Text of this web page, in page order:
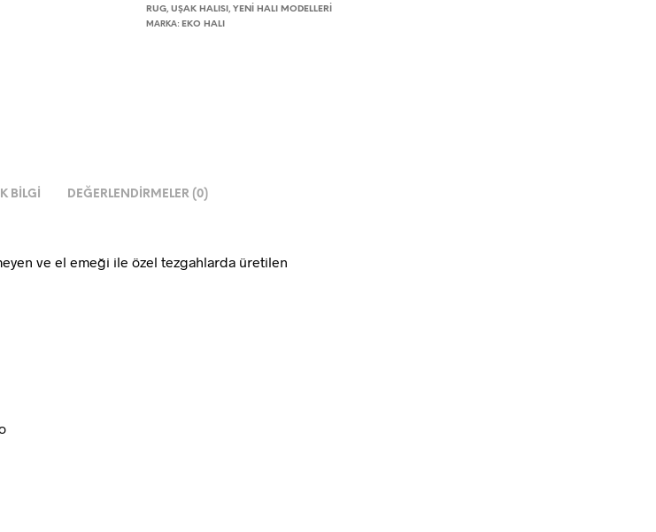
RUG,UŞAK HALISI , YENI HALI MODELLERI
MARKA: EKO HALI
BILGI DEĞERLENDIRMELER (0)
ve el emeği ile özel tezgahlarda üretilen